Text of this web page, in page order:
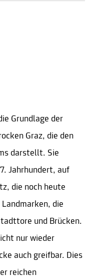
Grundlage der
Graz, die den
darstellt. Sie
Jahrhundert, auf
die noch heute
die
und Brücken.
nur wieder
auch greifbar. Dies
reichen